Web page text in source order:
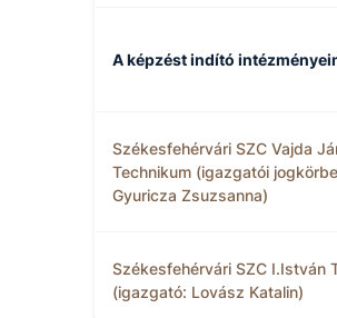
A képzést indító
Székesfehérvári SZC Vajda
Technikum (igazgatói
Gyuricza Zsuzsanna)
Székesfehérvári SZC I.István
(igazgató: Lovász Katalin)